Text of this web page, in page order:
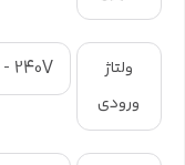
ولتاژ
ورودی
- 240V